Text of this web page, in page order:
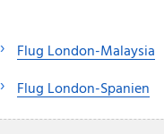
Flug London-Malaysia
Flug London-Spanien